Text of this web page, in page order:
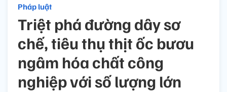
Pháp luật
Triệt phá đường dây sơ
chế, tiêu thụ thịt ốc bươu
ngâm hóa chất công
nghiệp với số lượng lớn